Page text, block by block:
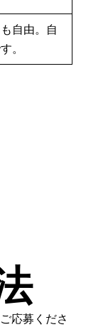
自由。自
。
応募くださ